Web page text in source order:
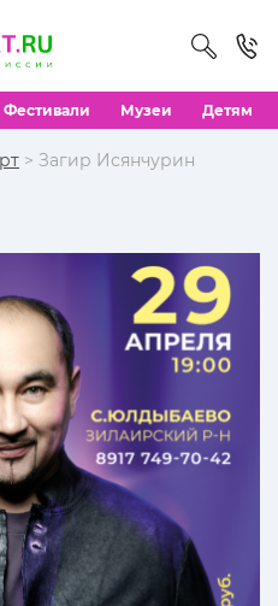
Фестивали Музеи Детям
> Загир Исянчурин